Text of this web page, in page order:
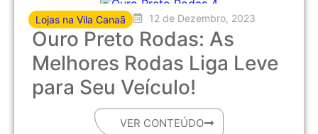
Lojas na Vila Canaã 12 de Dezembro, 2023
Ouro Preto Rodas: As
Melhores Rodas Liga Leve
para Seu Veículo!
VER CONTEÚDO